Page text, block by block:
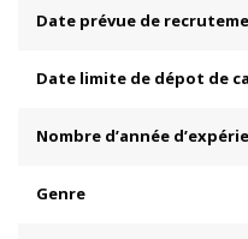
Date prévue de
Date limite de dépot de
Nombre d’année
Genre